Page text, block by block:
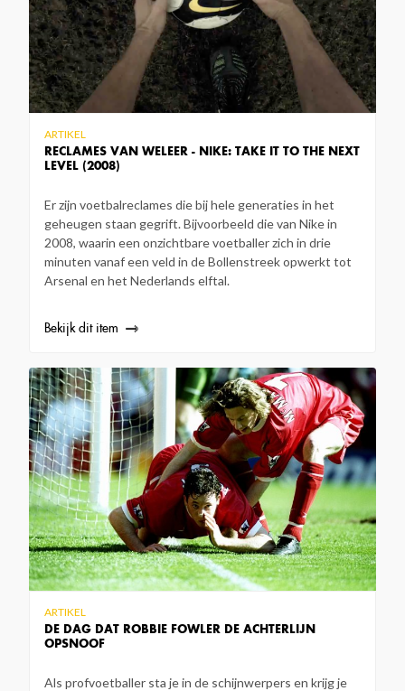
RECLAMES VAN WELEER - NIKE: TAKE IT TO THE NEXT
LEVEL (2008)
ARTIKEL
Er zijn voetbalreclames die bij hele generaties in het
geheugen staan gegrift. Bijvoorbeeld die van Nike in
2008, waarin een onzichtbare voetballer zich in drie
minuten vanaf een veld in de Bollenstreek opwerkt tot
Arsenal en het Nederlands elftal.
Bekijk dit item
DE DAG DAT ROBBIE FOWLER DE ACHTERLIJN
OPSNOOF
ARTIKEL
Als profvoetballer sta je in de schijnwerpers en krijg je